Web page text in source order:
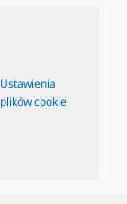
Ustawienia
plików cookie